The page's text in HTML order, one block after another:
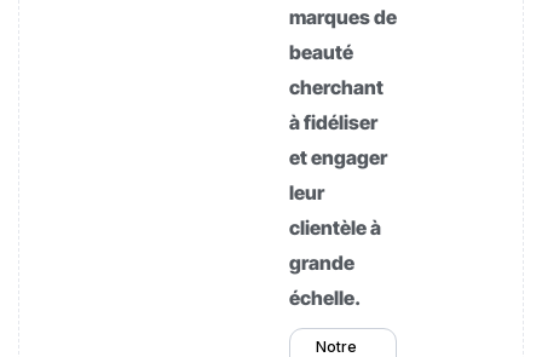
marques de
beauté
cherchant
à fidéliser
et engager
leur
clientèle à
grande
échelle.
Notre